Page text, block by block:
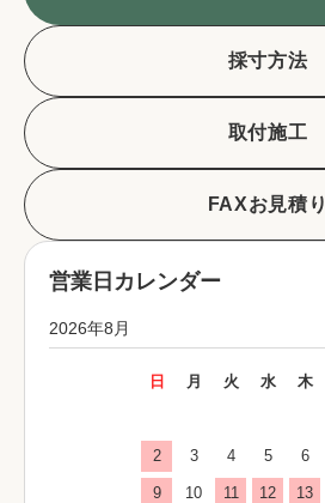
採寸方法
取付施工
FAXお見積り
営業日カレンダー
2026年8月
日 月 火 水 木
2 3 4 5 6
9 10 11 12 13